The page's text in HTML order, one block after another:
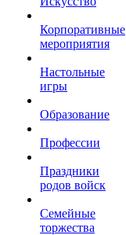
Корпоративные
мероприятия
Настольные
игры
Образование
Профессии
Праздники
родов войск
Семейные
торжества